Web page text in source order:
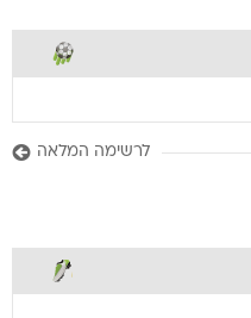
לרשימה המלאה